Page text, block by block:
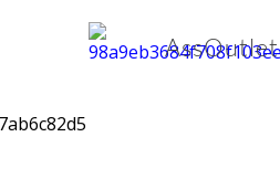
AssOutlet